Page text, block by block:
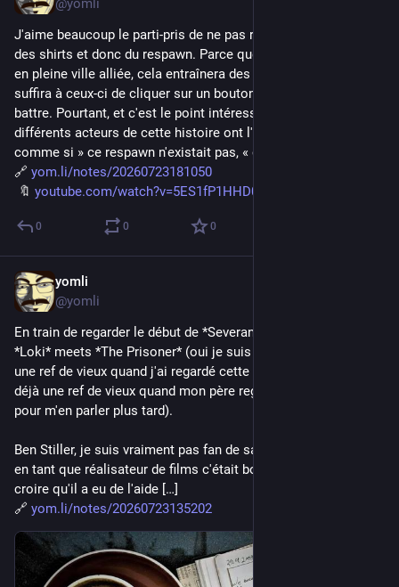
@yomli
J'aime beaucoup le parti-pris de ne pas rappeler l'existence
des shirts et donc du respawn. Parce que faire tomber la nuke
en pleine ville alliée, cela entraînera des morts, certes, mais il
suffira à ceux-ci de cliquer sur un bouton pour revenir se
battre. Pourtant, et c'est le point intéressant de la vidéo, les
différents acteurs de cette histoire ont l'air d'avoir agi «
comme si » ce respawn n'existait pas, « comme si […]
🔗 yom.li/notes/20260723181050
🔖 youtube.com/watch?v=5ES1fP1HHD0
0 0 0
yomli
@yomli
En train de regarder le début de *Severance*. Y a un petit côté
*Loki* meets *The Prisoner* (oui je suis vieux, et c'était déjà
une ref de vieux quand j'ai regardé cette série… en fait c'était
déjà une ref de vieux quand mon père regardait cette série
pour m'en parler plus tard).
Ben Stiller, je suis vraiment pas fan de sa carrière comique, et
en tant que réalisateur de films c'était bof sans plus. Faut
croire qu'il a eu de l'aide […]
🔗 yom.li/notes/20260723135202